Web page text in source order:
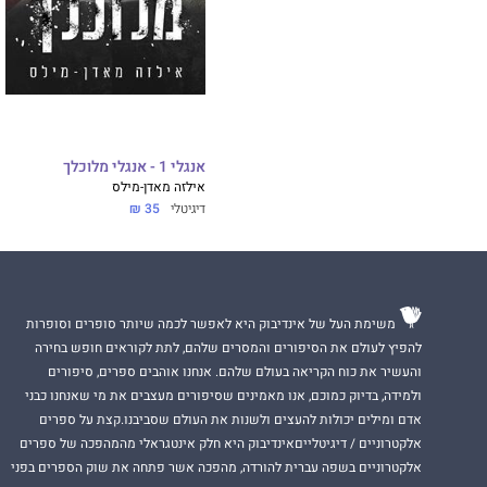
היא מפחדת
השמלות שלה
בחוסר נימוס
רבים חושבים
התחתון של
תמיד פעל לפי
ומעולם לא
אנגלי 1 - אנגלי מלוכלך
אילזה מאדן-מילס
דיגיטלי 35 ₪
משימת העל של אינדיבוק היא לאפשר לכמה שיותר סופרים וסופרות
להפיץ לעולם את הסיפורים והמסרים שלהם, לתת לקוראים חופש בחירה
והעשיר את כוח הקריאה בעולם שלהם. אנחנו אוהבים ספרים, סיפורים
ולמידה, בדיוק כמוכם, אנו מאמינים שסיפורים מעצבים את מי שאנחנו כבני
אדם ומילים יכולות להעצים ולשנות את העולם שסביבנו.קצת על ספרים
אלקטרוניים / דיגיטלייםאינדיבוק היא חלק אינטגראלי מהמהפכה של ספרים
אלקטרוניים בשפה עברית להורדה, מהפכה אשר פתחה את שוק הספרים בפני